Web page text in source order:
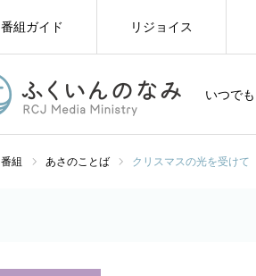
いつで
番組ガイド リジョイス
番組 あさのことば クリスマスの光を受けて